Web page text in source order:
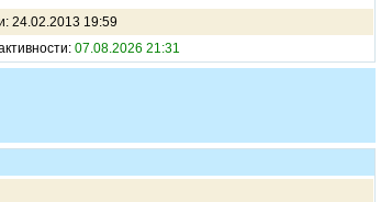
24.02.2013 19:59
07.08.2026 21:31